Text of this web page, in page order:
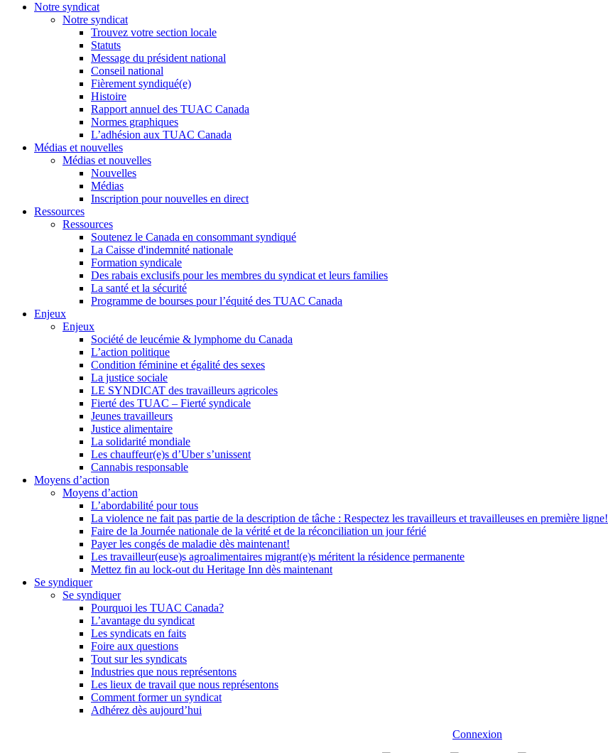
Notre syndicat
Notre syndicat
Trouvez votre section locale
Statuts
Message du président national
Conseil national
Fièrement syndiqué(e)
Histoire
Rapport annuel des TUAC Canada
Normes graphiques
L’adhésion aux TUAC Canada
Médias et nouvelles
Médias et nouvelles
Nouvelles
Médias
Inscription pour nouvelles en direct
Ressources
Ressources
Soutenez le Canada en consommant syndiqué
La Caisse d'indemnité nationale
Formation syndicale
Des rabais exclusifs pour les membres du syndicat et leurs families
La santé et la sécurité
Programme de bourses pour l’équité des TUAC Canada
Enjeux
Enjeux
Société de leucémie & lymphome du Canada
L’action politique
Condition féminine et égalité des sexes
La justice sociale
LE SYNDICAT des travailleurs agricoles
Fierté des TUAC – Fierté syndicale
Jeunes travailleurs
Justice alimentaire
La solidarité mondiale
Les chauffeur(e)s d’Uber s’unissent
Cannabis responsable
Moyens d’action
Moyens d’action
L’abordabilité pour tous
La violence ne fait pas partie de la description de tâche : Respectez les travailleurs et travailleuses en première ligne!
Faire de la Journée nationale de la vérité et de la réconciliation un jour férié
Payer les congés de maladie dès maintenant!
Les travailleur(euse)s agroalimentaires migrant(e)s méritent la résidence permanente
Mettez fin au lock-out du Heritage Inn dès maintenant
Se syndiquer
Se syndiquer
Pourquoi les TUAC Canada?
L’avantage du syndicat
Les syndicats en faits
Foire aux questions
Tout sur les syndicats
Industries que nous représentons
Les lieux de travail que nous représentons
Comment former un syndicat
Adhérez dès aujourd’hui
Connexion